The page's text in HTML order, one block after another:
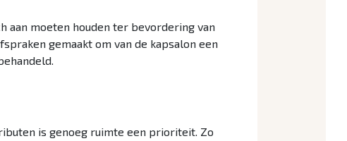
moeten houden ter bevordering van
gemaakt om van de kapsalon een
is genoeg ruimte een prioriteit. Zo